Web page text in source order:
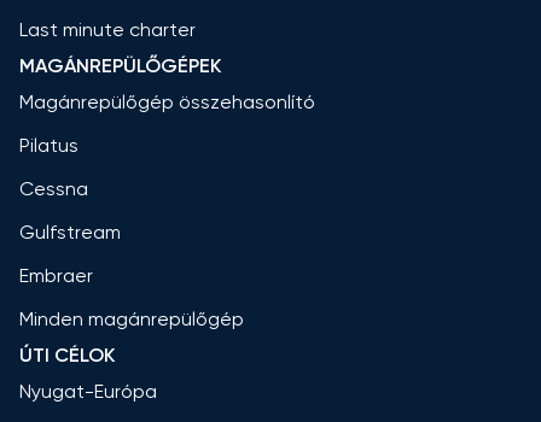
Last minute charter
MAGÁNREPÜLŐGÉPEK
Magánrepülőgép összehasonlító
Pilatus
Cessna
Gulfstream
Embraer
Minden magánrepülőgép
ÚTI CÉLOK
Nyugat-Európa